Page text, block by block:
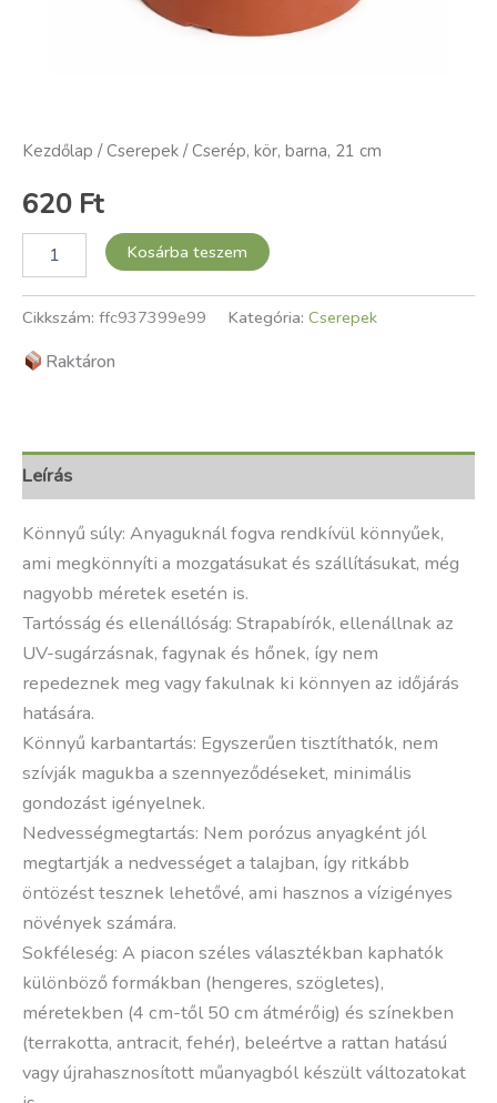
Kezdőlap /Cserepek / Cserép, kör, barna, 21 cm
620 Ft
Kosárba teszem
Cikkszám: ffc937399e99 Kategória: Cserepek
Raktáron
Leírás
Könnyű súly: Anyaguknál fogva rendkívül könnyűek,
ami megkönnyíti a mozgatásukat és szállításukat, még
nagyobb méretek esetén is.
Tartósság és ellenállóság: Strapabírók, ellenállnak az
UV-sugárzásnak, fagynak és hőnek, így nem
repedeznek meg vagy fakulnak ki könnyen az időjárás
hatására.
Könnyű karbantartás: Egyszerűen tisztíthatók, nem
szívják magukba a szennyeződéseket, minimális
gondozást igényelnek.
Nedvességmegtartás: Nem porózus anyagként jól
megtartják a nedvességet a talajban, így ritkább
öntözést tesznek lehetővé, ami hasznos a vízigényes
növények számára.
Sokféleség: A piacon széles választékban kaphatók
különböző formákban (hengeres, szögletes),
méretekben (4 cm-től 50 cm átmérőig) és színekben
(terrakotta, antracit, fehér), beleértve a rattan hatású
vagy újrahasznosított műanyagból készült változatokat